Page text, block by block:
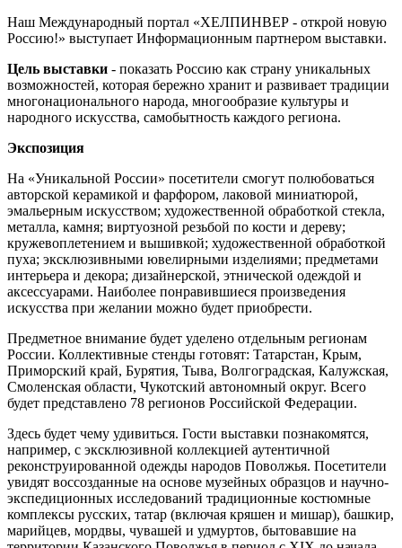
Наш Международный портал «ХЕЛПИНВЕР - открой новую
Россию!» выступает Информационным партнером выставки.
Цель выставки - показать Россию как страну уникальных
возможностей, которая бережно хранит и развивает традиции
многонационального народа, многообразие культуры и
народного искусства, самобытность каждого региона.
Экспозиция
На «Уникальной России» посетители смогут полюбоваться
авторской керамикой и фарфором, лаковой миниатюрой,
эмальерным искусством; художественной обработкой стекла,
металла, камня; виртуозной резьбой по кости и дереву;
кружевоплетением и вышивкой; художественной обработкой
пуха; эксклюзивными ювелирными изделиями; предметами
интерьера и декора; дизайнерской, этнической одеждой и
аксессуарами. Наиболее понравившиеся произведения
искусства при желании можно будет приобрести.
Предметное внимание будет уделено отдельным регионам
России. Коллективные стенды готовят: Татарстан, Крым,
Приморский край, Бурятия, Тыва, Волгоградская, Калужская,
Смоленская области, Чукотский автономный округ. Всего
будет представлено 78 регионов Российской Федерации.
Здесь будет чему удивиться. Гости выставки познакомятся,
например, с эксклюзивной коллекцией аутентичной
реконструированной одежды народов Поволжья. Посетители
увидят воссозданные на основе музейных образцов и научно-
экспедиционных исследований традиционные костюмные
комплексы русских, татар (включая кряшен и мишар), башкир,
марийцев, мордвы, чувашей и удмуртов, бытовавшие на